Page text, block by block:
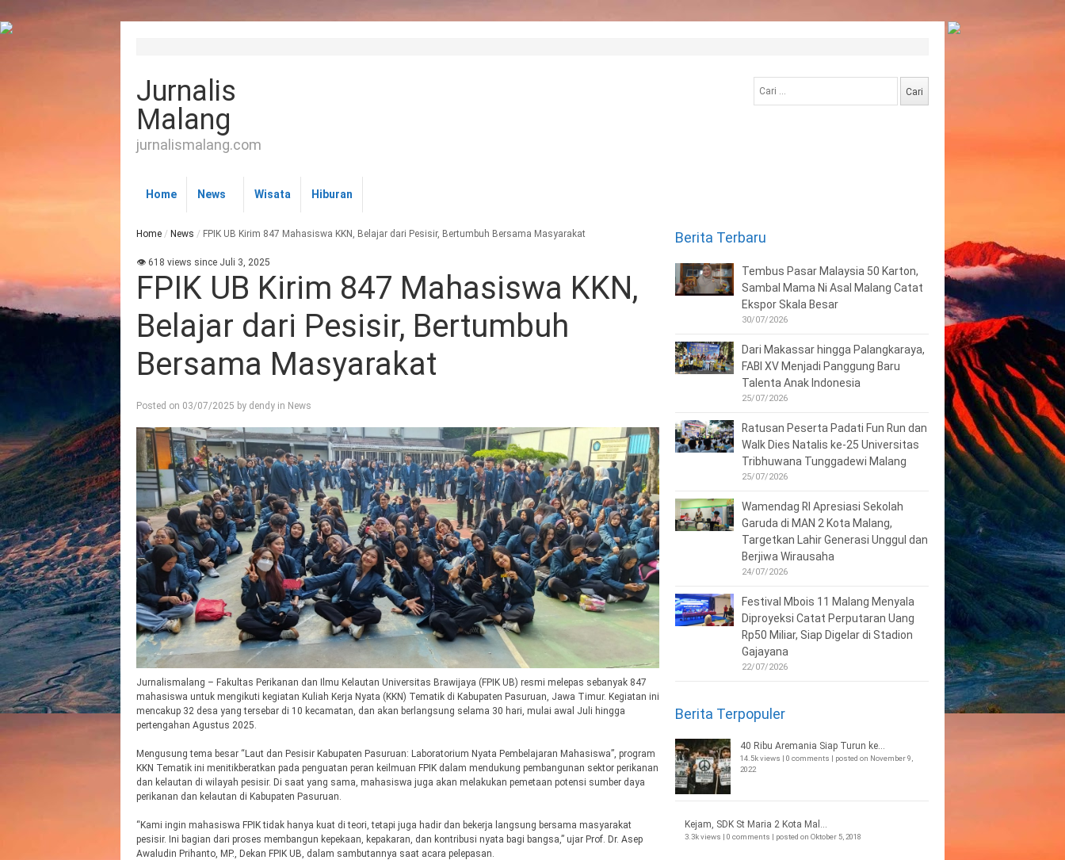
Jurnalis
Malang
jurnalismalang.com
untuk:
Home News Wisata Hiburan
Home / News / FPIK UB Kirim 847 Mahasiswa KKN, Belajar dari Pesisir, Bertumbuh Bersama Masyarakat
👁 618 views since Juli 3, 2025
FPIK UB Kirim 847 Mahasiswa KKN,
Belajar dari Pesisir, Bertumbuh
Bersama Masyarakat
Posted on 03/07/2025 by dendy in News
Jurnalismalang – Fakultas Perikanan dan Ilmu Kelautan Universitas Brawijaya (FPIK UB) resmi melepas sebanyak 847
mahasiswa untuk mengikuti kegiatan Kuliah Kerja Nyata (KKN) Tematik di Kabupaten Pasuruan, Jawa Timur. Kegiatan ini
mencakup 32 desa yang tersebar di 10 kecamatan, dan akan berlangsung selama 30 hari, mulai awal Juli hingga
pertengahan Agustus 2025.
Mengusung tema besar “Laut dan Pesisir Kabupaten Pasuruan: Laboratorium Nyata Pembelajaran Mahasiswa”, program
KKN Tematik ini menitikberatkan pada penguatan peran keilmuan FPIK dalam mendukung pembangunan sektor perikanan
dan kelautan di wilayah pesisir. Di saat yang sama, mahasiswa juga akan melakukan pemetaan potensi sumber daya
perikanan dan kelautan di Kabupaten Pasuruan.
“Kami ingin mahasiswa FPIK tidak hanya kuat di teori, tetapi juga hadir dan bekerja langsung bersama masyarakat
pesisir. Ini bagian dari proses membangun kepekaan, kepakaran, dan kontribusi nyata bagi bangsa,” ujar Prof. Dr. Asep
Awaludin Prihanto, MP., Dekan FPIK UB, dalam sambutannya saat acara pelepasan.
Berita Terbaru
Tembus Pasar Malaysia 50 Karton,
Sambal Mama Ni Asal Malang Catat
Ekspor Skala Besar
30/07/2026
Dari Makassar hingga Palangkaraya,
FABI XV Menjadi Panggung Baru
Talenta Anak Indonesia
25/07/2026
Ratusan Peserta Padati Fun Run dan
Walk Dies Natalis ke-25 Universitas
Tribhuwana Tunggadewi Malang
25/07/2026
Wamendag RI Apresiasi Sekolah
Garuda di MAN 2 Kota Malang,
Targetkan Lahir Generasi Unggul dan
Berjiwa Wirausaha
24/07/2026
Festival Mbois 11 Malang Menyala
Diproyeksi Catat Perputaran Uang
Rp50 Miliar, Siap Digelar di Stadion
Gajayana
22/07/2026
Berita Terpopuler
40 Ribu Aremania Siap Turun ke...
14.5k views | 0 comments | posted on November 9,
2022
Kejam, SDK St Maria 2 Kota Mal...
3.3k views | 0 comments | posted on Oktober 5, 2018